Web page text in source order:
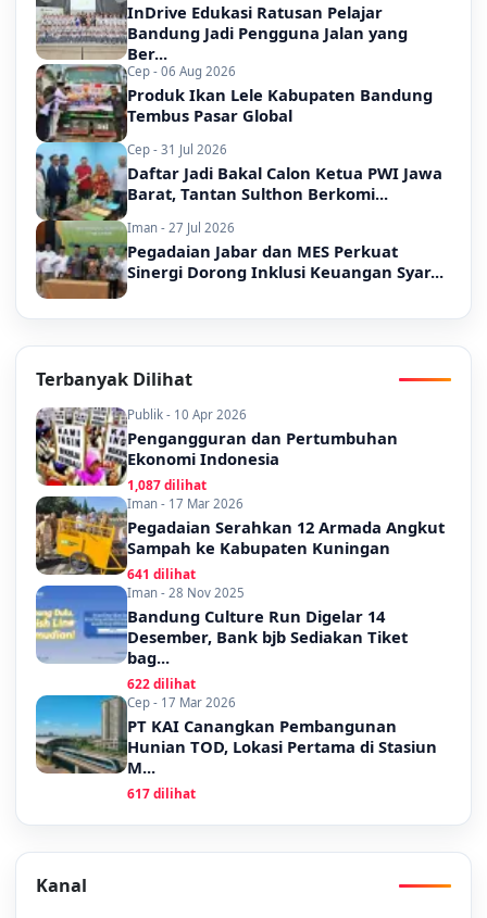
InDrive Edukasi Ratusan Pelajar
Bandung Jadi Pengguna Jalan yang
Ber...
Cep - 06 Aug 2026
Produk Ikan Lele Kabupaten Bandung
Tembus Pasar Global
Cep - 31 Jul 2026
Daftar Jadi Bakal Calon Ketua PWI Jawa
Barat, Tantan Sulthon Berkomi...
Iman - 27 Jul 2026
Pegadaian Jabar dan MES Perkuat
Sinergi Dorong Inklusi Keuangan Syar...
Terbanyak Dilihat
Publik - 10 Apr 2026
Pengangguran dan Pertumbuhan
Ekonomi Indonesia
1,087 dilihat
Iman - 17 Mar 2026
Pegadaian Serahkan 12 Armada Angkut
Sampah ke Kabupaten Kuningan
641 dilihat
Iman - 28 Nov 2025
Bandung Culture Run Digelar 14
Desember, Bank bjb Sediakan Tiket
bag...
622 dilihat
Cep - 17 Mar 2026
PT KAI Canangkan Pembangunan
Hunian TOD, Lokasi Pertama di Stasiun
M...
617 dilihat
Kanal